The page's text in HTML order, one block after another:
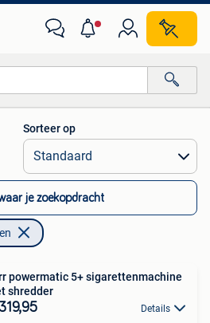
afstanden…
Sorteer op
je zoekopdracht
powermatic 5+ sigarettenmachine
shredder
Details